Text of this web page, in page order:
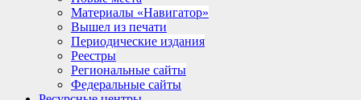
Материалы «Навигатор»
Вышел из печати
Периодические издания
Реестры
Региональные сайты
Федеральные сайты